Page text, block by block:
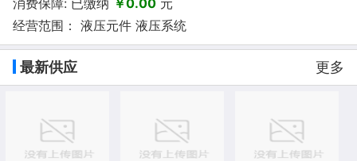
消费保障: 已缴纳 ￥0.00 元
经营范围： 液压元件 液压系统
最新供应 更多